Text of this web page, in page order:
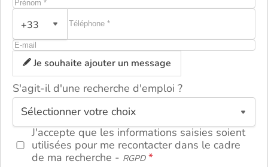
+33
Je souhaite ajouter un message
S'agit-il d'une recherche d'emploi ?
J'accepte que les informations saisies soient
utilisées pour me recontacter dans le cadre
de ma recherche - RGPD
ou